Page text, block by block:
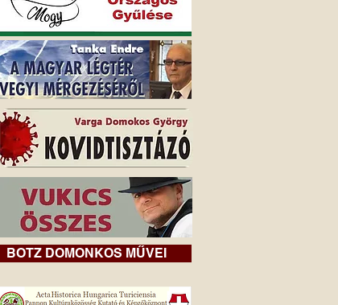
BOTZ DOMONKOS MŰVEI